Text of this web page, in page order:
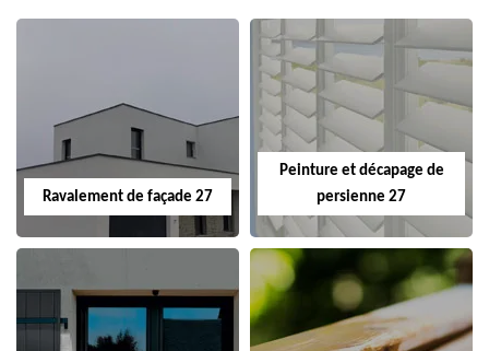
Ravalement de façade 27
Peinture et décapage de
persienne 27